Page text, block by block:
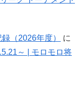
（2026年度）
に
～ | モロモロ将